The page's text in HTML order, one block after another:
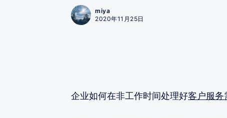
miya
2020年11月25日
企业如何在非工作时间处理好客户服务